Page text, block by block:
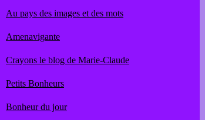
Au pays des images et des mots
Amenavigante
Crayons le blog de Marie-Claude
Petits Bonheurs
Bonheur du jour